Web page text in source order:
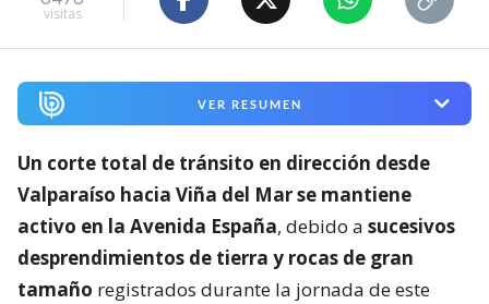
visitas
VER RESUMEN
Un corte total de tránsito en dirección desde
Valparaíso hacia Viña del Mar se mantiene
activo en la Avenida España, debido a sucesivos
desprendimientos de tierra y rocas de gran
tamaño registrados durante la jornada de este